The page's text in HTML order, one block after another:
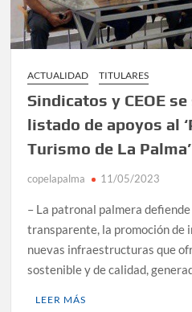
ACTUALIDAD TITULARES
Sindicatos y CEOE
listado de apoyos al
Turismo de La Palma’
copelapalma 11/05/2023
– La patronal palmera
transparente, la promoción de
nuevas infraestructuras que
sostenible y de calidad,
LEER MÁS